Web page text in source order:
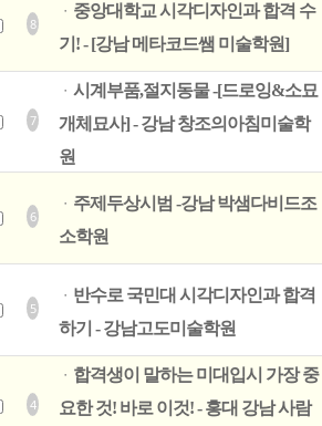
8
ㆍ 중앙대학교 시각디자인과 합격 수
기! - [강남 메타코드쌤 미술학원]
7
ㆍ 시계부품,절지동물 -[드로잉&소묘
개체묘사] - 강남 창조의아침미술학
원
6
ㆍ 주제두상시범 -강남 박샘다비드조
소학원
5
ㆍ 반수로 국민대 시각디자인과 합격
하기 - 강남고도미술학원
4
ㆍ 합격생이 말하는 미대입시 가장 중
요한 것! 바로 이것! - 홍대 강남 사람